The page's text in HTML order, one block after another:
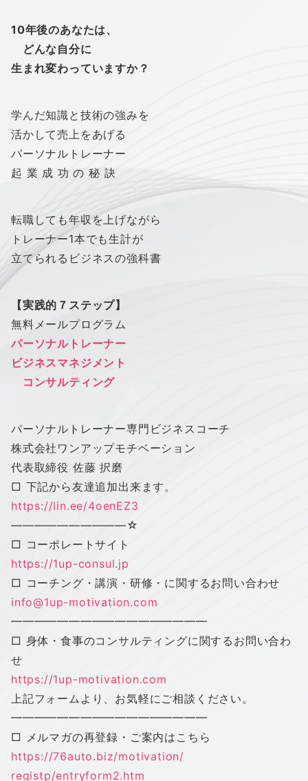
10年後のあなたは、
どんな自分に
生まれ変わっていますか？
学んだ知識と技術の強みを
活かして売上をあげる
パーソナルトレーナー
起 業 成 功 の 秘 訣
転職しても年収を上げながら
トレーナー1本でも生計が
立てられるビジネスの強科書
【実践的７ステップ】
無料メールプログラム
パーソナルトレーナー
ビジネスマネジメント
コンサルティング
パーソナルトレーナー専門ビジネスコーチ
株式会社 ワンアップモチベーション
代表取締役 佐藤 択磨
□ 下記から友達追加出来ます。
https://lin.ee/4oenEZ3
——————————☆
□ コーポレートサイト
https://1up-consul.jp
□ コーチング・講演・研修・に関するお問い合わせ
info@1up-motivation.com
━━━━━━━━━━━━━━━━━
□ 身体・食事のコンサルティングに関するお問い合わ
せ
https://1up-motivation.com
上記フォームより、お気軽にご相談ください。
━━━━━━━━━━━━━━━━━
□ メルマガの再登録・ご案内はこちら
https://76auto.biz/motivation/
registp/entryform2.htm